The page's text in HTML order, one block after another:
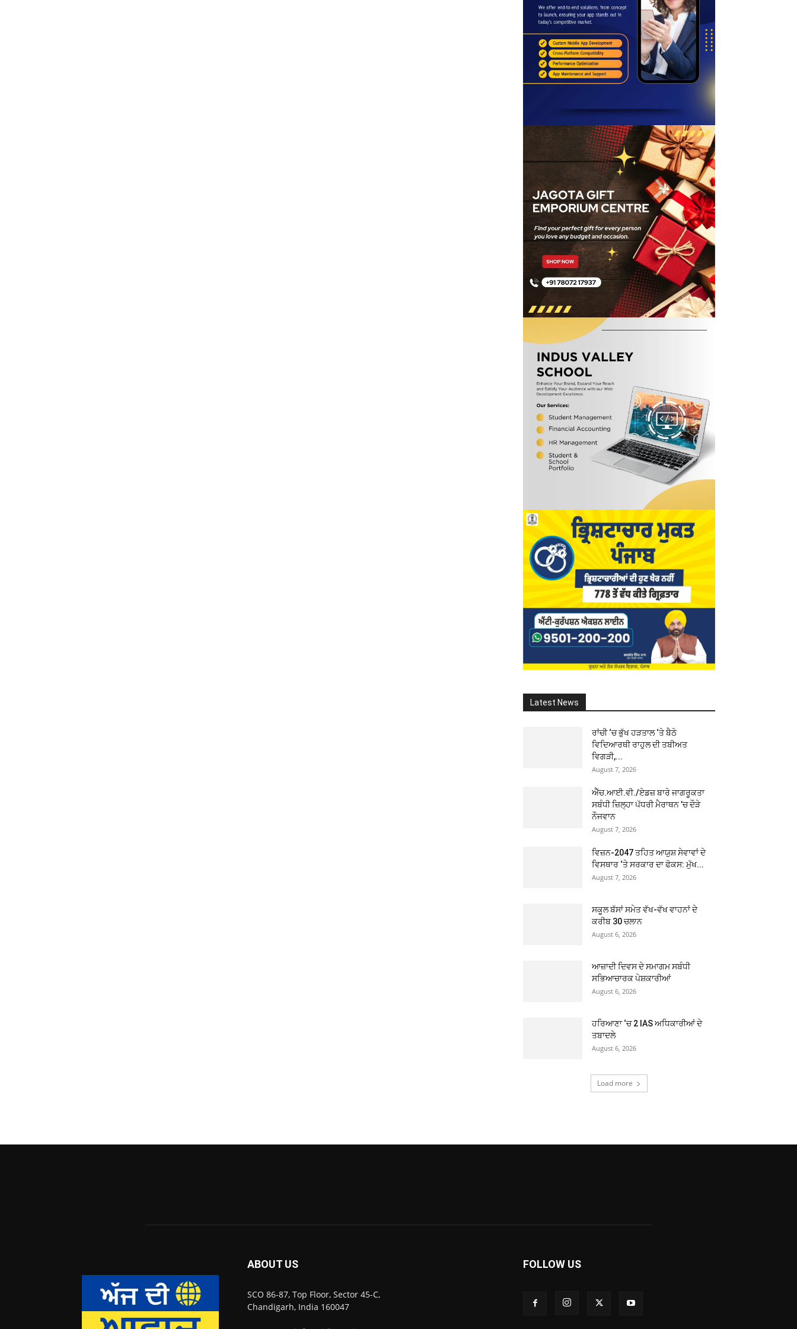
Latest News
ਰਾਂਚੀ ‘ਚ ਭੁੱਖ ਹੜਤਾਲ ‘ਤੇ ਬੈਠੇ
ਵਿਦਿਆਰਥੀ ਰਾਹੁਲ ਦੀ ਤਬੀਅਤ
ਵਿਗੜੀ,...
August 7, 2026
ਐੱਚ.ਆਈ.ਵੀ./ਏਡਜ਼ ਬਾਰੇ ਜਾਗਰੂਕਤਾ
ਸਬੰਧੀ ਜ਼ਿਲ੍ਹਾ ਪੱਧਰੀ ਮੈਰਾਥਨ ’ਚ ਦੌੜੇ
ਨੌਜਵਾਨ
August 7, 2026
ਵਿਜ਼ਨ-2047 ਤਹਿਤ ਆਯੁਸ਼ ਸੇਵਾਵਾਂ ਦੇ
ਵਿਸਥਾਰ ‘ਤੇ ਸਰਕਾਰ ਦਾ ਫੋਕਸ: ਮੁੱਖ...
August 7, 2026
ਸਕੂਲ ਬੱਸਾਂ ਸਮੇਤ ਵੱਖ-ਵੱਖ ਵਾਹਨਾਂ ਦੇ
ਕਰੀਬ 30 ਚਲਾਨ
August 6, 2026
ਆਜ਼ਾਦੀ ਦਿਵਸ ਦੇ ਸਮਾਗਮ ਸਬੰਧੀ
ਸਭਿਆਚਾਰਕ ਪੇਸ਼ਕਾਰੀਆਂ
August 6, 2026
ਹਰਿਆਣਾ ‘ਚ 2 IAS ਅਧਿਕਾਰੀਆਂ ਦੇ
ਤਬਾਦਲੇ
August 6, 2026
Load more
ABOUT US
SCO 86-87, Top Floor, Sector 45-C,
Chandigarh, India 160047
FOLLOW US